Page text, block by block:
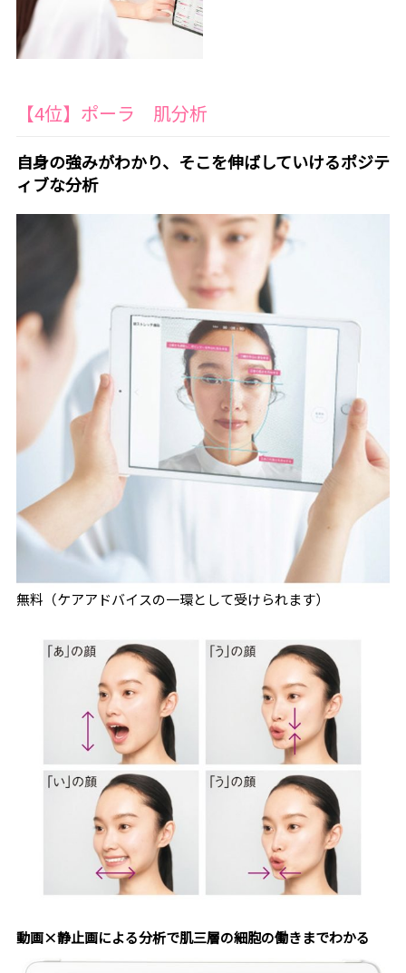
【4位】ポーラ 肌分析
自身の強みがわかり、そこを伸ばしていけるポジテ
ィブな分析
無料（ケアアドバイスの一環として受けられます）
動画×静止画による分析で肌三層の細胞の働きまでわかる